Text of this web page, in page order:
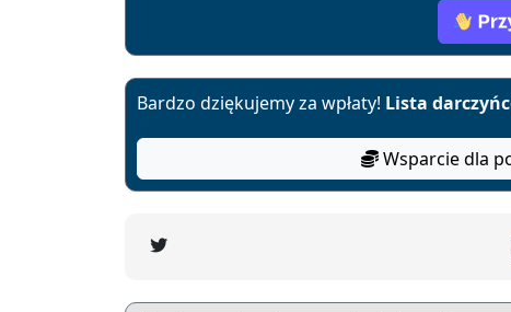
Bardzo dziękujemy za wpłaty! Lista
Wsparcie dla